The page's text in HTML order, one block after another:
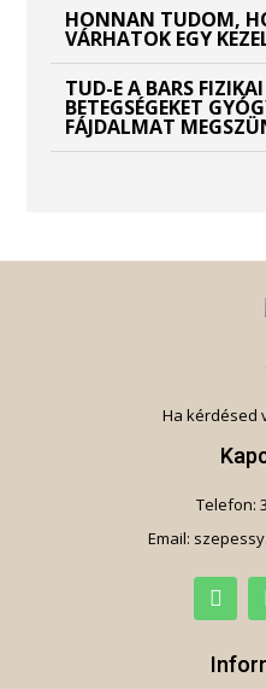
HONNAN TUDOM,
VÁRHATOK EGY
TUD-E A BARS
BETEGSÉGEKET
FÁJDALMAT
Ha kérdésed
Telefon:
Email: